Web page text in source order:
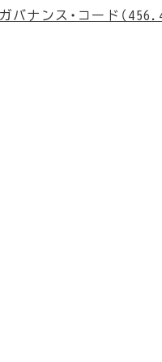
ナンス・コード（